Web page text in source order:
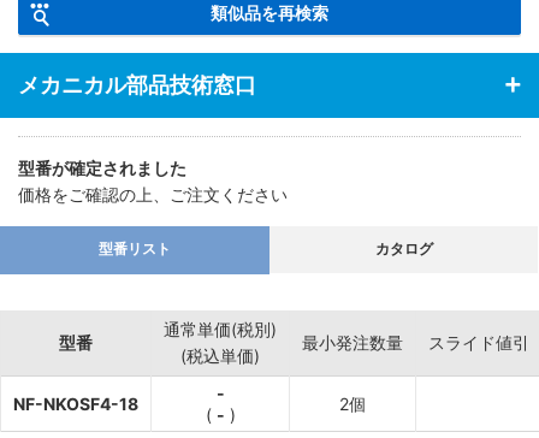
類似品を再検索
メカニカル部品技術窓口
型番が確定されました
価格をご確認の上、ご注文ください
型番リスト カタログ
型番
通常単価(税別)
(税込単価)
最小発注数量 スライド値引
NF-NKOSF4-18
-
( - )
2個